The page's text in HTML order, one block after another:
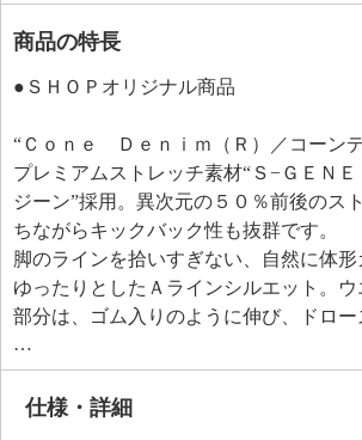
商品の特長
●ＳＨＯＰオリジナル商品
“Ｃｏｎｅ Ｄｅｎｉｍ（Ｒ）／コーン
プレミアムストレッチ素材“Ｓ−ＧＥＮＥ
ジーン”採用。異次元の５０％前後のス
ちながらキックバック性も抜群です。
脚のラインを拾いすぎない、自然に体形
ゆったりとしたＡラインシルエット。ウ
部分は、ゴム入りのように伸び、ドロ
配したつくり。背中側は深く、お腹周り
状を緩くし、食い込みにくいよう考慮
に、フロントにはタックを入れて、ふん
仕様・詳細